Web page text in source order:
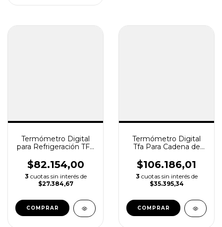
Termómetro Digital
para Refrigeración TFA
$82.154,00
3 cuotas sin interés de
$27.384,67
Termómetro Digital
Tfa Para Cadena de
Pila Incluida
$106.186,01
3 cuotas sin interés de
$35.395,34